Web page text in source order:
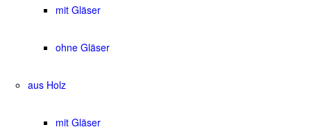
mit Gläser
ohne Gläser
aus Holz
mit Gläser